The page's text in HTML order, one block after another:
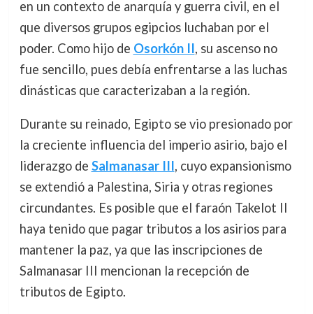
en un contexto de anarquía y guerra civil, en el
que diversos grupos egipcios luchaban por el
poder. Como hijo de Osorkón II, su ascenso no
fue sencillo, pues debía enfrentarse a las luchas
dinásticas que caracterizaban a la región.
Durante su reinado, Egipto se vio presionado por
la creciente influencia del imperio asirio, bajo el
liderazgo de Salmanasar III, cuyo expansionismo
se extendió a Palestina, Siria y otras regiones
circundantes. Es posible que el faraón Takelot II
haya tenido que pagar tributos a los asirios para
mantener la paz, ya que las inscripciones de
Salmanasar III mencionan la recepción de
tributos de Egipto.